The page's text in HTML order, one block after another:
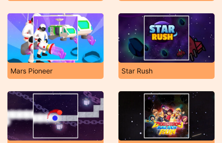
Mars Pioneer Star Rush